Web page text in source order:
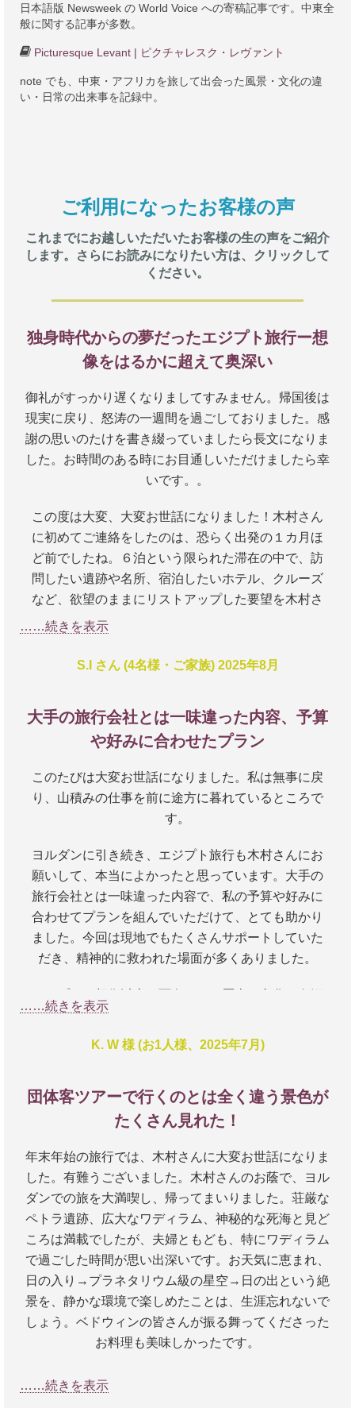
日本語版 Newsweek の World Voice への寄稿記事です。中東全
般に関する記事が多数。
Picturesque Levant | ピクチャレスク・レヴァント
note でも、中東・アフリカを旅して出会った風景・文化の違
い・日常の出来事を記録中。
ご利用になったお客様の声
これまでにお越しいただいたお客様の生の声をご紹介
します。さらにお読みになりたい方は、クリックして
ください。
独身時代からの夢だったエジプト旅行ー想
像をはるかに超えて奥深い
御礼がすっかり遅くなりましてすみません。帰国後は
現実に戻り、怒涛の一週間を過ごしておりました。感
謝の思いのたけを書き綴っていましたら長文になりま
した。お時間のある時にお目通しいただけましたら幸
いです。。
この度は大変、大変お世話になりました！木村さん
に初めてご連絡をしたのは、恐らく出発の１カ月ほ
ど前でしたね。６泊という限られた滞在の中で、訪
問したい遺跡や名所、宿泊したいホテル、クルーズ
など、欲望のままにリストアップした要望を木村さ
んにお渡しして数日の内に、すべてが網羅されてい
た。
ザ…毎日の観光内容がフレンチのフルコースのよう
で、何千年も前の遺跡を次から次へと目にして唯々
の遺跡や街並みは、いまでも目に焼き付いていま
す。
アスワンとルクソールでガイドをしてくださったオ
マールさん、お二人とも完璧なガイドで私たちの旅
行をアシストくださいました。彼らのおかげで、よ
りエジプトの歴史や発展を知ることができました。
きっと個人旅行で周るだけでは得られなかったと思
います。
ドライバーさんとの連携も完璧で、時間を無駄にす
ルさんはいくつかの追加の観光をするために全力を
さいました。本当にお二人には感謝しております。
御礼の旨をお伝えいただけましたら嬉しいです。
独身時代からエジプト旅行をずっと夢見てきました
が、想像をはるかに超えるほど奥深く、一番心に残
る旅行となりました。
最後になりますが、木村さんには本当に心より感謝
申し上げます。現地でいつでもコンタクトを取れる
状態にしてくださったことは、とても心強かったで
す。そしてお会いできて、とても嬉しかったです。
エジプトに行く目的の一つが木村さんに会うことに
なっておりました（笑）
活躍をお祈り申し上げます。また会いに行きま
……続きを表示
S.I さん (4名様・ご家族) 2025年8月
大手の旅行会社とは一味違った内容、予算
や好みに合わせたプラン
このたびは大変お世話になりました。私は無事に戻
り、山積みの仕事を前に途方に暮れているところで
す。
ヨルダンに引き続き、エジプト旅行も木村さんにお
願いして、本当によかったと思っています。大手の
旅行会社とは一味違った内容で、私の予算や好みに
合わせてプランを組んでいただけて、とても助かり
ました。今回は現地でもたくさんサポートしていた
だき、精神的に救われた場面が多くありました。
く、一度行くだけでは足りなそうな国ですね。ふだ
ん海外に住んでいる私でさえ、よくわからないアラ
れたことでしょう。もっともっとお話をお伺いした
かったです。同い年という共通点もあり、お会いで
現地でも口頭でお伝えしましたが、今回の旅で役立
ったものをリストアップしておきますね。今後のお
客様の参考になれば幸いです。
■eSIM
私はAiraloというアプリで、10日間無制限
（38USD）のプランを購入しました。現地では
Orangeの回線が使われていて、アスワン～アブシン
ベル間の車移動時と、カイロのホテルRoyal Innの客
Wifiが使えるので、全く支障はありません）
……続きを表示
K. W 様 (お1人様、2025年7月)
団体客ツアーで行くのとは全く違う景色が
たくさん見れた！
年末年始の旅行では、木村さんに大変お世話になりま
した。有難うございました。木村さんのお蔭で、ヨル
ダンでの旅を大満喫し、帰ってまいりました。荘厳な
ペトラ遺跡、広大なワディラム、神秘的な死海と見ど
ころは満載でしたが、夫婦ともども、特にワディラム
で過ごした時間が思い出深いです。お天気に恵まれ、
日の入り→プラネタリウム級の星空→日の出という絶
景を、静かな環境で楽しめたことは、生涯忘れないで
しょう。ベドウィンの皆さんが振る舞ってくださった
お料理も美味しかったです。
私たちがあまりに英語ができないばかりに、ドライ
……続きを表示